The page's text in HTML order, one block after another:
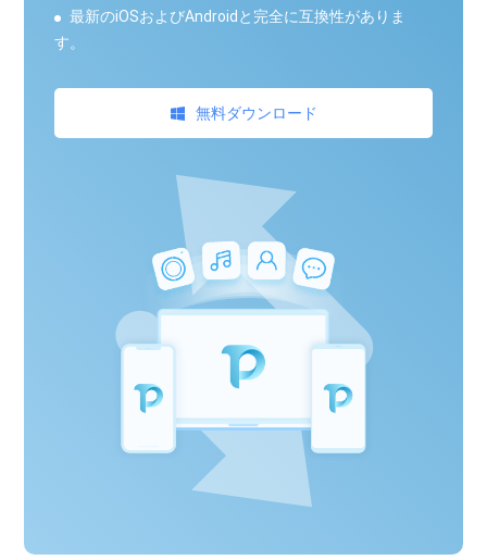
最新のiOSおよびAndroidと完全に互換性がありま
す。
無料ダウンロード